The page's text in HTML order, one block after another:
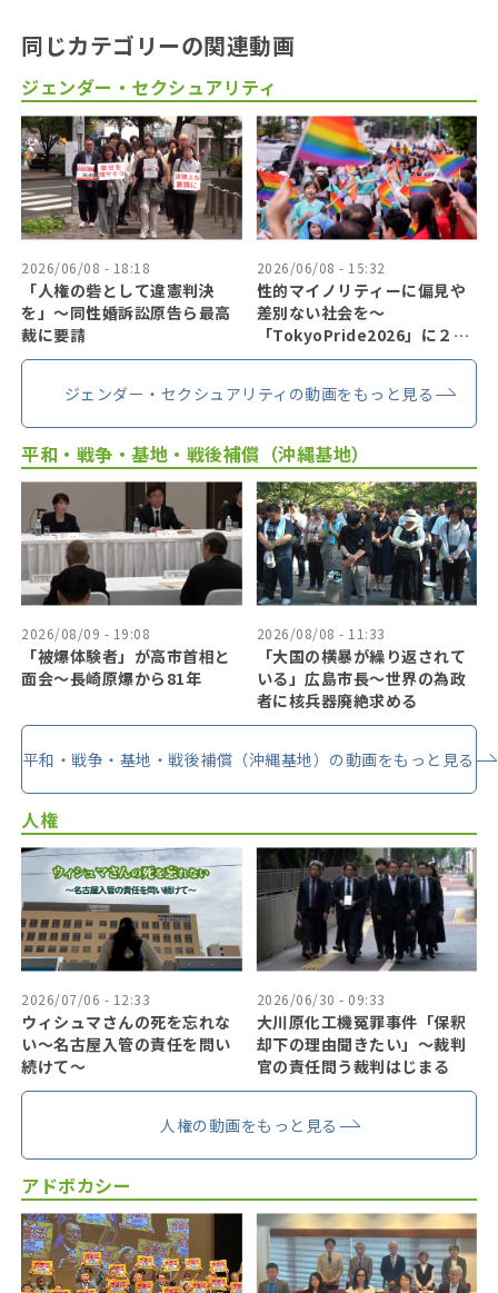
同じカテゴリーの関連動画
ジェンダー・セクシュアリティ
2026/06/08 - 18:18
「人権の砦として違憲判決
を」〜同性婚訴訟原告ら最高
裁に要請
2026/06/08 - 15:32
性的マイノリティーに偏見や
差別ない社会を〜
「TokyoPride2026」に２７
万人
ジェンダー・セクシュアリティの動画をもっと見る
平和・戦争・基地・戦後補償（沖縄基地）
2026/08/09 - 19:08
「被爆体験者」が高市首相と
面会～長崎原爆から81年
2026/08/08 - 11:33
「大国の横暴が繰り返されて
いる」広島市長〜世界の為政
者に核兵器廃絶求める
平和・戦争・基地・戦後補償（沖縄基地）の動画をもっと見る
人権
2026/07/06 - 12:33
ウィシュマさんの死を忘れな
い〜名古屋入管の責任を問い
続けて〜
2026/06/30 - 09:33
大川原化工機冤罪事件「保釈
却下の理由聞きたい」〜裁判
官の責任問う裁判はじまる
人権の動画をもっと見る
アドボカシー